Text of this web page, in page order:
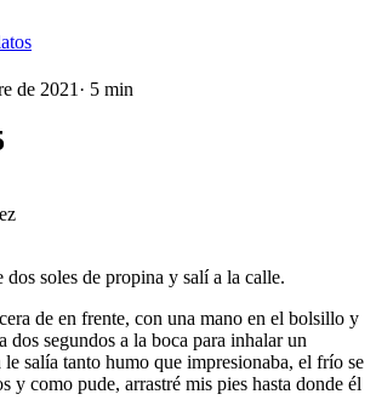
de 2021 · 5 min
dos soles de propina y salí a la calle.
de en frente, con una mano en el bolsillo y
dos segundos a la boca para inhalar un
salía tanto humo que impresionaba, el frío se
y como pude, arrastré mis pies hasta donde él